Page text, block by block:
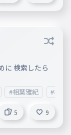
ら
#相葉雅紀 #松本
5 9